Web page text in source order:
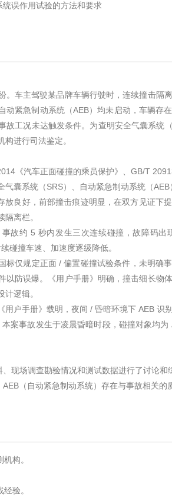
误作用试验的方法和要求
。车主驾驶某品牌车辆行驶时，连续撞击隔
动紧急制动系统（AEB）均未启动，车辆存
故工况未达触发条件。为查明安全气囊系统
进行司法鉴定。
《汽车正面碰撞的乘员保护》、GB/T
囊系统（SRS）、自动紧急制动系统（AEB
放良好，前部撞击痕迹明显，在双方见证下
离栏。
故约 5 秒内发生三次连续碰撞，故障码出
碰撞车速、加速度逐级降低。
标仅规定正面 / 偏置碰撞试验条件，未明确
以防误爆。《用户手册》明确，撞击细长物
逻辑。
用户手册》载明，夜间 / 昏暗环境下 AEB 识
案事故发生于凌晨昏暗时段，碰撞对象均
现场调查勘验情况和测试数据进行了讨论和
（自动紧急制动系统）存在与事故相关的
构。
验。